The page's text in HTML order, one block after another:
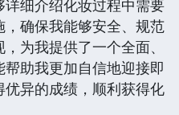
细介绍化妆过程中需要
确保我能够安全、规范
为我提供了一个全面、
助我更加自信地迎接即
异的成绩，顺利获得化